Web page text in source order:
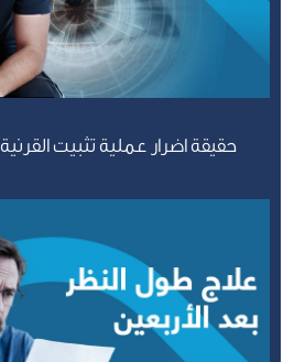
حقيقة اضرار عملية تثبيت القرنية